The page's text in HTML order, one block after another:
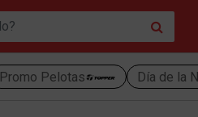
Promo Pelotas Día de la